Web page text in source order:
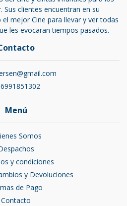
Sus clientes encuentran en su
mejor Cine para llevar y ver todas
les evocaran tiempos pasados.
Menú
Somos
y condiciones
y Devoluciones
de Pago
Contacto